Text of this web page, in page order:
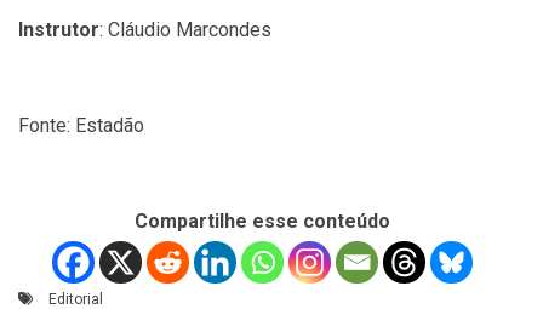
Instrutor: Cláudio Marcondes
Fonte: Estadão
Compartilhe esse conteúdo
Editorial